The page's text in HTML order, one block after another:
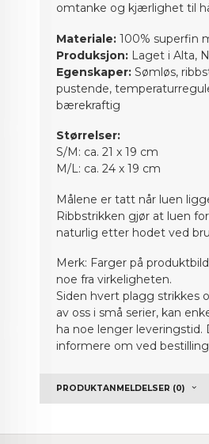
omtanke og kjærlighet til
Materiale: 100% superfin
Produksjon: Laget i Alta,
Egenskaper: Sømløs,
pustende,
bærekraftig
Størrelser:
S/M: ca. 21 x 19 cm
M/L: ca. 24 x 19 cm
Målene er tatt når luen
Ribbstrikken gjør at luen
naturlig etter hodet ved
Merk: Farger på
noe fra virkeligheten.
Siden hvert plagg strikkes
av oss i små serier, kan
ha noe lenger leveringstid.
informere om ved
PRODUKTANMELDELSER (0)